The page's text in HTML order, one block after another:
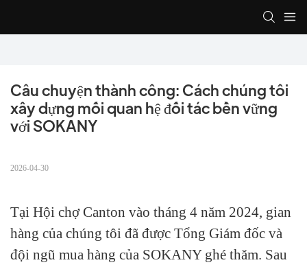
Câu chuyện thành công: Cách chúng tôi
xây dựng mối quan hệ đối tác bền vững
với SOKANY
2026-04-30
Tại Hội chợ Canton vào tháng 4 năm 2024, gian
hàng của chúng tôi đã được Tổng Giám đốc và
đội ngũ mua hàng của SOKANY ghé thăm. Sau